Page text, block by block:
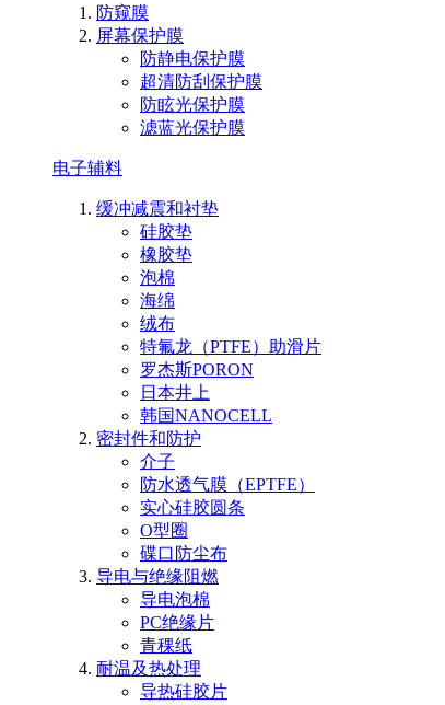
防窥膜
屏幕保护膜
防静电保护膜
超清防刮保护膜
防眩光保护膜
滤蓝光保护膜
电子辅料
缓冲减震和衬垫
硅胶垫
橡胶垫
泡棉
海绵
绒布
特氟龙（PTFE）助滑片
罗杰斯PORON
日本井上
韩国NANOCELL
密封件和防护
介子
防水透气膜（EPTFE）
实心硅胶圆条
O型圈
碟口防尘布
导电与绝缘阻燃
导电泡棉
PC绝缘片
青稞纸
耐温及热处理
导热硅胶片